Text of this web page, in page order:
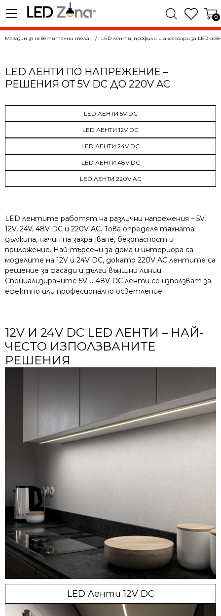
0
Магазин за осветителни тела LED ленти, профили и аксесоари за LED
LED ЛЕНТИ ПО НАПРЕЖЕНИЕ –
РЕШЕНИЯ ОТ 5V DC ДО 220V AC
LED ЛЕНТИ 5V DC
LED ЛЕНТИ 12V DC
LED ЛЕНТИ 24V DC
LED ЛЕНТИ 48V DC
LED ЛЕНТИ 220V AC
LED лентите работят на различни напрежения – 5V,
12V, 24V, 48V DC и 220V AC. Това определя тяхната
дължина, начин на захранване, безопасност и
приложение. Най-търсени за дома и интериора са
моделите на 12V и 24V DC, докато 220V AC лентите са
решение за фасади и дълги външни линии.
Специализираните 5V и 48V DC ленти се използват за
ефектно или професионално осветление.
12V И 24V DC LED ЛЕНТИ – НАЙ-
ЧЕСТО ИЗПОЛЗВАНИТЕ
РЕШЕНИЯ
LED Ленти 12V DC